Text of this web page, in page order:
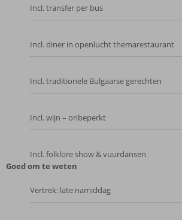
Incl. transfer per bus
Incl. diner in openlucht themarestaurant
Incl. traditionele Bulgaarse gerechten
Incl. wijn – onbeperkt
Incl. folklore show & vuurdansen
Goed om te weten
Vertrek: late namiddag